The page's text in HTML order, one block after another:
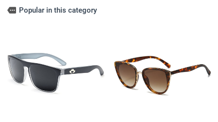
more Popular in this category